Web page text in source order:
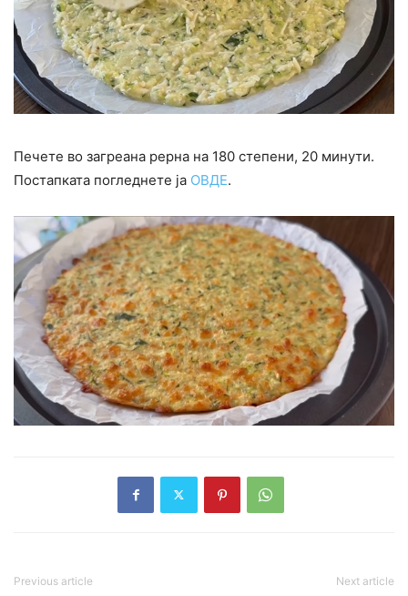
Печете во загреана рерна на 180 степени, 20 минути.
Постапката погледнете ја ОВДЕ.
Previous article Next article